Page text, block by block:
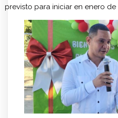
previsto para iniciar en enero de